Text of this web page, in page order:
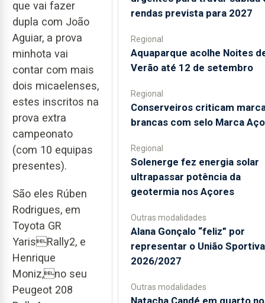
que vai fazer
dupla com João
Aguiar, a prova
minhota vai
contar com mais
dois micaelenses,
estes inscritos na
prova extra
campeonato
(com 10 equipas
presentes).
São eles Rúben
Rodrigues, em
Toyota GR
YarisRally2, e
Henrique
Moniz,no seu
Peugeot 208
rendas prevista para 2027
Regional
Aquaparque acolhe Noites
Verão até 12 de setembro
Regional
Conserveiros criticam
brancas com selo Marca
Regional
Solenerge fez energia solar
ultrapassar potência da
geotermia nos Açores
Outras modalidades
Alana Gonçalo “feliz” por
representar o União
2026/2027
Outras modalidades
Natacha Candé em quarto no